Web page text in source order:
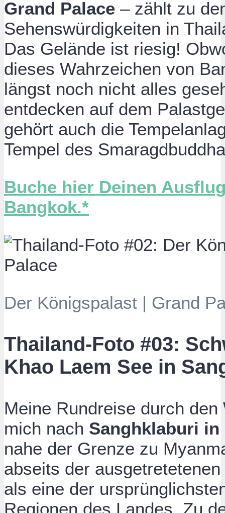
Grand Palace – zählt zu
Sehenswürdigkeiten in
Das Gelände ist riesig!
dieses Wahrzeichen von
längst noch nicht alles
entdecken auf dem
gehört auch die
Tempel des
Buche hier Deinen
Bangkok.*
Der Königspalast | Grand
Thailand-Foto #03:
Khao Laem See in
Meine Rundreise durch
mich nach Sanghklaburi
nahe der Grenze zu
abseits der
als eine der
Regionen des Landes. Zu